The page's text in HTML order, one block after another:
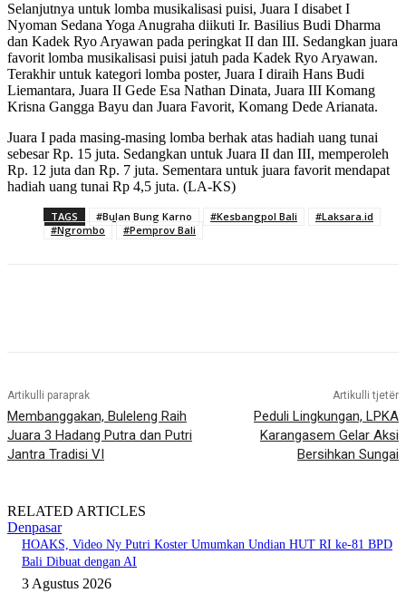
Selanjutnya untuk lomba musikalisasi puisi, Juara I disabet I
Nyoman Sedana Yoga Anugraha diikuti Ir. Basilius Budi Dharma
dan Kadek Ryo Aryawan pada peringkat II dan III. Sedangkan juara
favorit lomba musikalisasi puisi jatuh pada Kadek Ryo Aryawan.
Terakhir untuk kategori lomba poster, Juara I diraih Hans Budi
Liemantara, Juara II Gede Esa Nathan Dinata, Juara III Komang
Krisna Gangga Bayu dan Juara Favorit, Komang Dede Arianata.
Juara I pada masing-masing lomba berhak atas hadiah uang tunai
sebesar Rp. 15 juta. Sedangkan untuk Juara II dan III, memperoleh
Rp. 12 juta dan Rp. 7 juta. Sementara untuk juara favorit mendapat
hadiah uang tunai Rp 4,5 juta. (LA-KS)
TAGS #Bulan Bung Karno #Kesbangpol Bali
#Laksara.id
#Ngrombo
#Pemprov Bali
Artikulli paraprak
Membanggakan, Buleleng Raih
Juara 3 Hadang Putra dan Putri
Jantra Tradisi VI
Artikulli tjetër
Peduli Lingkungan, LPKA
Karangasem Gelar Aksi
Bersihkan Sungai
RELATED ARTICLES
Denpasar
HOAKS, Video Ny Putri Koster Umumkan Undian HUT RI ke-81 BPD
Bali Dibuat dengan AI
3 Agustus 2026